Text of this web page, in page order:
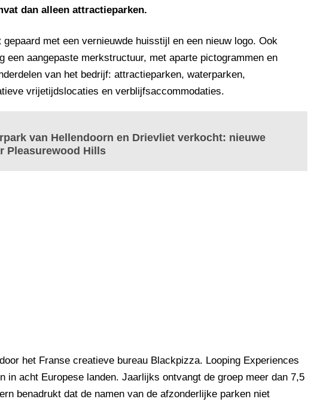
dan alleen attractieparken.
gepaard met een vernieuwde huisstijl en een nieuw logo. Ook
een aangepaste merkstructuur, met aparte pictogrammen en
van het bedrijf: attractieparken, waterparken,
vrijetijdslocaties en verblijfsaccommodaties.
van Hellendoorn en Drievliet verkocht: nieuwe
Pleasurewood Hills
het Franse creatieve bureau Blackpizza. Looping Experiences
in acht Europese landen. Jaarlijks ontvangt de groep meer dan 7,5
benadrukt dat de namen van de afzonderlijke parken niet